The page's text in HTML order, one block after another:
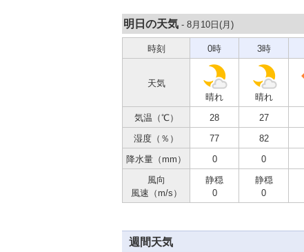
明日の天気 - 8月10日( 月 )
時刻 0時 3時
天気
晴れ
晴れ
気温（℃）
28 27
湿度（％）
77 82
降水量（mm）
0 0
風向
風速（m/s）
静穏
0
静穏
0
週間天気